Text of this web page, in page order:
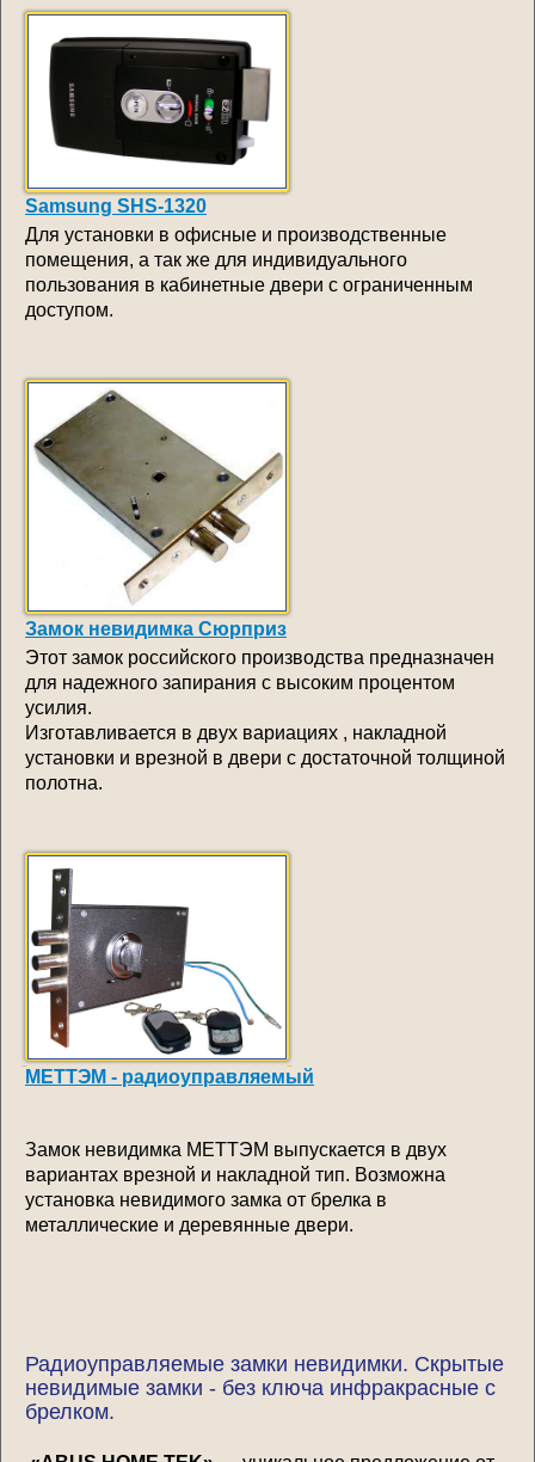
Samsung SHS-1320
Для установки в офисные и производственные
помещения, а так же для индивидуального
пользования в кабинетные двери с ограниченным
доступом.
Замок невидимка Сюрприз
Этот замок российского производства предназначен
для надежного запирания с высоким процентом
усилия.
Изготавливается в двух вариациях , накладной
установки и врезной в двери с достаточной толщиной
полотна.
МЕТТЭМ - радиоуправляемый
Замок невидимка МЕТТЭМ выпускается в двух
вариантах врезной и накладной тип. Возможна
установка невидимого замка от брелка в
металлические и деревянные двери.
Радиоуправляемые замки невидимки. Скрытые
невидимые замки - без ключа инфракрасные с
брелком.